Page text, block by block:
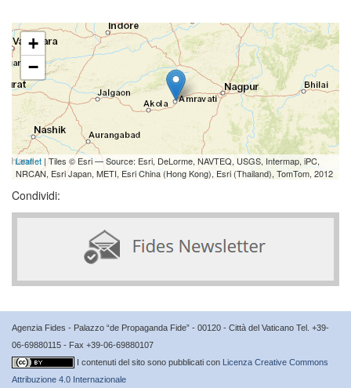
+
−
Leaflet | Tiles © Esri — Source: Esri, DeLorme, NAVTEQ, USGS, Intermap, iPC,
NRCAN, Esri Japan, METI, Esri China (Hong Kong), Esri (Thailand), TomTom, 2012
Condividi:
Agenzia Fides - Palazzo “de Propaganda Fide” - 00120 - Città del Vaticano Tel. +39-
06-69880115 - Fax +39-06-69880107
I contenuti del sito sono pubblicati con Licenza Creative Commons
Attribuzione 4.0 Internazionale